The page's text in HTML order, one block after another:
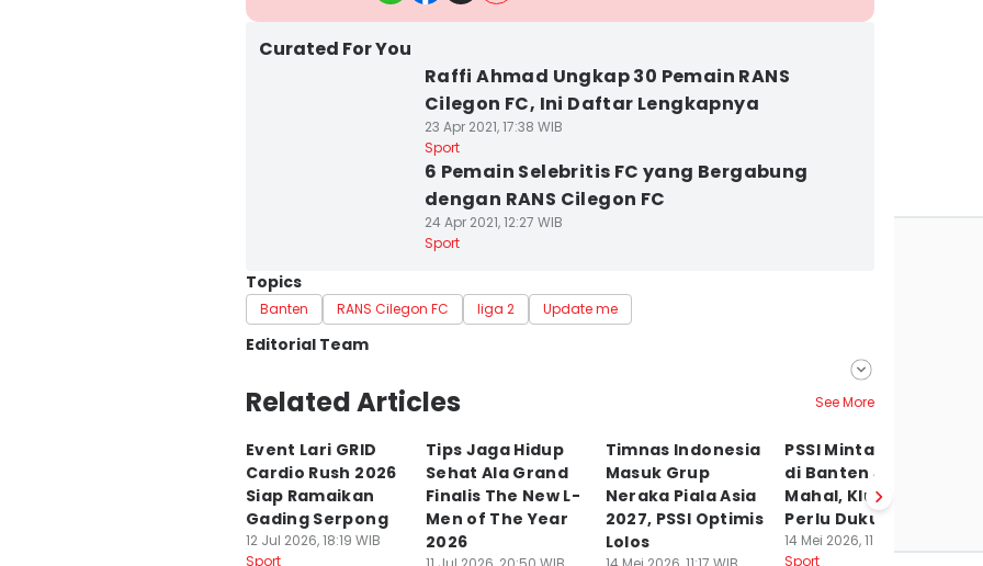
Curated For You
Raffi Ahmad Ungkap 30 Pemain RANS
Cilegon FC, Ini Daftar Lengkapnya
23 Apr 2021, 17:38 WIB
Sport
6 Pemain Selebritis FC yang Bergabung
dengan RANS Cilegon FC
24 Apr 2021, 12:27 WIB
Sport
Topics
Banten RANS Cilegon FC liga 2 Update me
Editorial Team
Editor
Khaerul Anwar
Editor
Martin Tobing
Related Articles See More
Event Lari GRID
Cardio Rush 2026
Siap Ramaikan
Gading Serpong
12 Jul 2026, 18:19 WIB
Sport
Tips Jaga Hidup
Sehat Ala Grand
Finalis The New L-
Men of The Year
2026
Timnas Indonesia
Masuk Grup
Neraka Piala Asia
2027, PSSI Optimis
Lolos
PSSI Minta Stadion
di Banten Jangan
Mahal, Klub Lokal
Perlu Dukungan
14 Mei 2026, 11:01 WIB
Sport